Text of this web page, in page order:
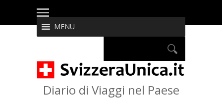
MENU
Diario di Viaggi nel Paese